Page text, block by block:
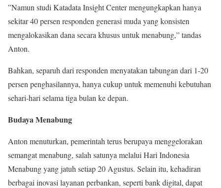
”Namun studi Katadata Insight Center mengungkapkan hanya
sekitar 40 persen responden generasi muda yang konsisten
mengalokasikan dana secara khusus untuk menabung,” tandas
Anton.
Bahkan, separuh dari responden menyatakan tabungan dari 1-20
persen penghasilannya, hanya cukup untuk memenuhi kebutuhan
sehari-hari selama tiga bulan ke depan.
Budaya Menabung
Anton menuturkan, pemerintah terus berupaya menggelorakan
semangat menabung, salah satunya melalui Hari Indonesia
Menabung yang jatuh setiap 20 Agustus. Selain itu, kehadiran
berbagai inovasi layanan perbankan, seperti bank digital, dapat